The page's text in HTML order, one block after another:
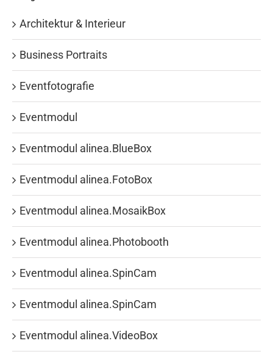
Architektur & Interieur
Business Portraits
Eventfotografie
Eventmodul
Eventmodul alinea.BlueBox
Eventmodul alinea.FotoBox
Eventmodul alinea.MosaikBox
Eventmodul alinea.Photobooth
Eventmodul alinea.SpinCam
Eventmodul alinea.SpinCam
Eventmodul alinea.VideoBox